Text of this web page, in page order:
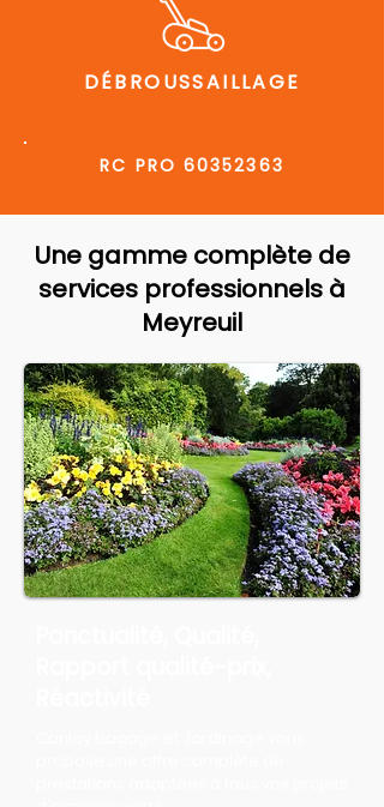
DÉBROUSSAILLAGE
RC PRO 60352363
Une gamme complète de
services professionnels à
Meyreuil